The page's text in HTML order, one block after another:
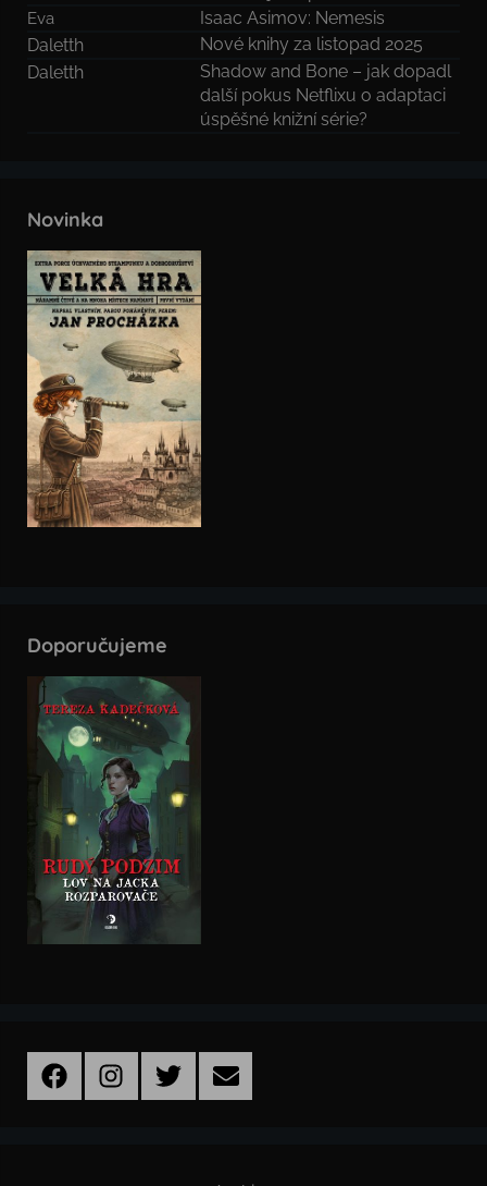
Eva
Isaac Asimov: Nemesis
Daletth
Nové knihy za listopad 2025
Daletth
Shadow and Bone – jak dopadl
další pokus Netflixu o adaptaci
úspěšné knižní série?
Novinka
Doporučujeme
FacebookInstagramTwitter Email